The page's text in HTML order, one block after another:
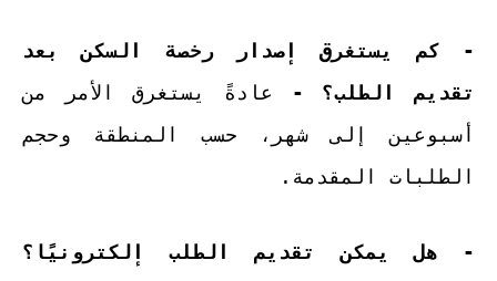
- كم يستغرق إصدار رخصة السكن بعد
تقديم الطلب؟ - عادةً يستغرق الأمر من
أسبوعين إلى شهر، حسب المنطقة وحجم
الطلبات المقدمة.
- هل يمكن تقديم الطلب إلكترونيًا؟